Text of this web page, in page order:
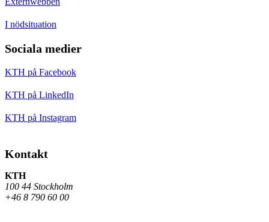
I nödsituation
Sociala medier
KTH på Facebook
KTH på LinkedIn
KTH på Instagram
Kontakt
KTH
100 44 Stockholm
+46 8 790 60 00